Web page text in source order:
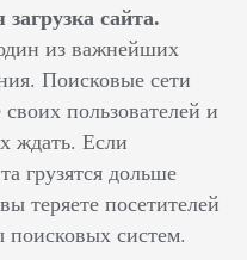
сайта.
из важнейших
Поисковые сети
пользователей и
ждать. Если
грузятся дольше
теряете посетителей
поисковых систем.